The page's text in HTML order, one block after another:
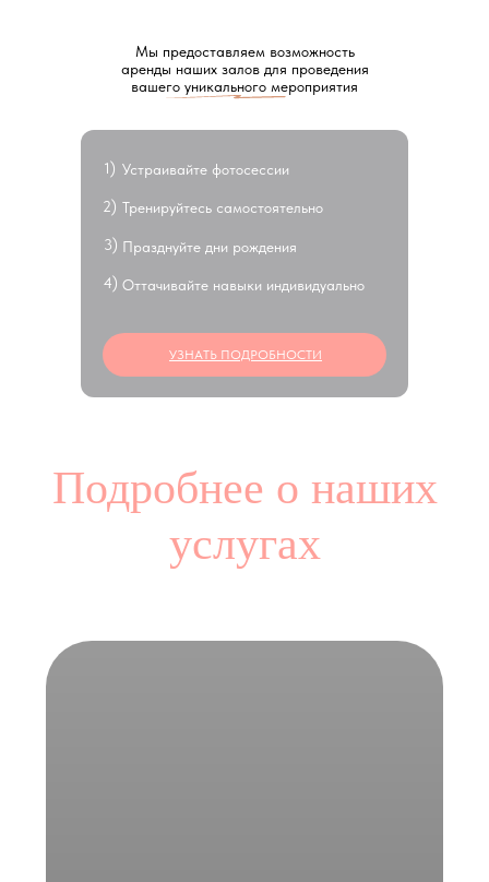
Мы предоставляем возможность
аренды наших залов для проведения
вашего уникального мероприятия
УЗНАТЬ ПОДРОБНОСТИ
1) Устраивайте фотосессии
2) Тренируйтесь самостоятельно
3) Празднуйте дни рождения
4) Оттачивайте навыки индивидуально
Хатха-йога
Читать
Здоровая спина